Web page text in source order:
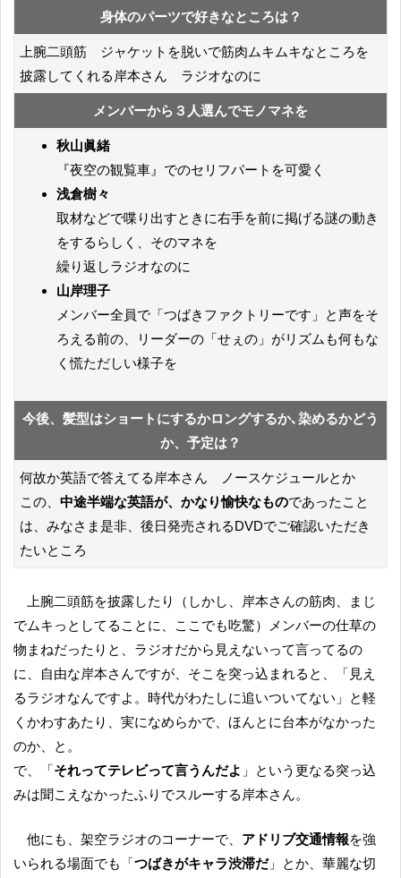
身体のパーツで好きなところは？
上腕二頭筋 ジャケットを脱いで筋肉ムキムキなところを
披露してくれる岸本さん ラジオなのに
メンバーから３人選んでモノマネを
秋山眞緒
『夜空の観覧車』でのセリフパートを可愛く
浅倉樹々
取材などで喋り出すときに右手を前に掲げる謎の動き
をするらしく、そのマネを
繰り返しラジオなのに
山岸理子
メンバー全員で「つばきファクトリーです」と声をそ
ろえる前の、リーダーの「せぇの」がリズムも何もな
く慌ただしい様子を
今後、髪型はショートにするかロングするか､染めるかどう
か、予定は？
何故か英語で答えてる岸本さん ノースケジュールとか
この、 中途半端な英語が、かなり愉快なものであったこと
は、みなさま是非、後日発売されるDVDでご確認いただき
たいところ
上腕二頭筋を披露したり（しかし、岸本さんの筋肉、まじ
でムキっとしてることに、ここでも吃驚）メンバーの仕草の
物まねだったりと、ラジオだから見えないって言ってるの
に、自由な岸本さんですが、そこを突っ込まれると、「見え
るラジオなんですよ。時代がわたしに追いついてない」と軽
くかわすあたり、実になめらかで、ほんとに台本がなかった
のか、と。
で、「それってテレビって言うんだよ 」という更なる突っ込
みは聞こえなかったふりでスルーする岸本さん。
他にも、架空ラジオのコーナーで、 アドリブ交通情報を強
いられる場面でも「 つばきがキャラ渋滞だ」とか、華麗な切